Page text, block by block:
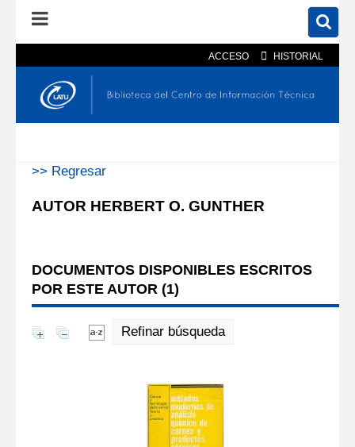
ACCESO HISTORIAL
En el catálogo En el sitio
>> Regresar
AUTOR HERBERT O. GUNTHER
DOCUMENTOS DISPONIBLES ESCRITOS
POR ESTE AUTOR (1)
Refinar búsqueda